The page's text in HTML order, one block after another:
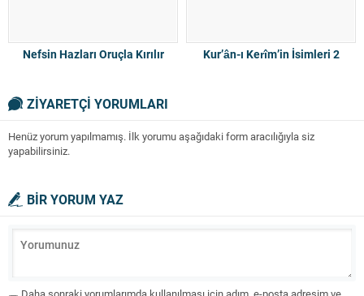
Nefsin Hazları Oruçla Kırılır Kur’ân-ı Kerîm’in İsimleri 2
ZİYARETÇİ YORUMLARI
Henüz yorum yapılmamış. İlk yorumu aşağıdaki form aracılığıyla siz
yapabilirsiniz.
BİR YORUM YAZ